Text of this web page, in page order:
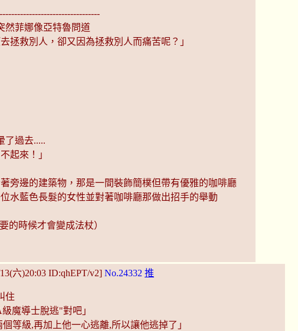
然菲娜像亞特魯問道
拯救別人，卻又因為拯救別人而痛苦呢？」
了過去.....
起來！」
旁邊的建築物，那是一間裝飾簡樸但帶有優雅的咖啡廳
水藍色長髮的女性並對著咖啡廳那做出招手的舉動
的時候才會變成法杖）
六)20:03 ID:qhEPT/v2] No.24332 推
住
魔導士脫逃"對吧」
等級,再加上他一心逃離,所以讓他逃掉了」